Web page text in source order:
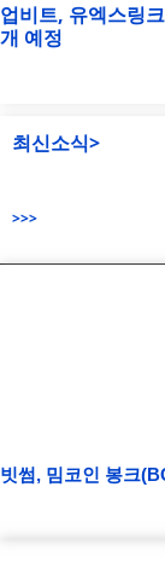
업비트, 유엑스링
개 예정
최신소식>
>>>
빗썸, 밈코인 봉크